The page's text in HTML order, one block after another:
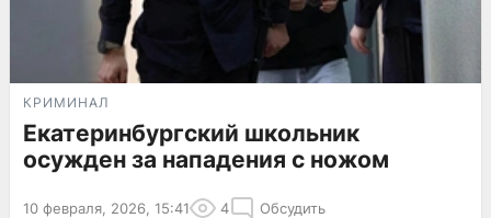
КРИМИНАЛ
Екатеринбургский школьник
осужден за нападения с ножом
10 февраля, 2026, 15:41 4 Обсудить